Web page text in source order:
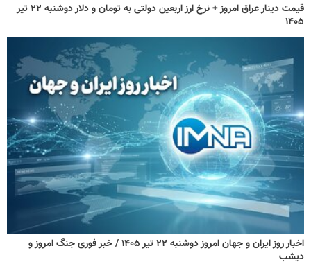
قیمت دینار عراق امروز + نرخ ارز اربعین دولتی به تومان و دلار دوشنبه ۲۲ تیر
۱۴۰۵
اخبار روز ایران و جهان امروز دوشنبه ۲۲ تیر ۱۴۰۵ / خبر فوری جنگ امروز و
دیشب